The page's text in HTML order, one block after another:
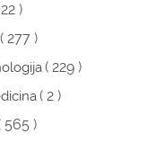
)
( 277 )
( 229 )
( 2 )
565 )